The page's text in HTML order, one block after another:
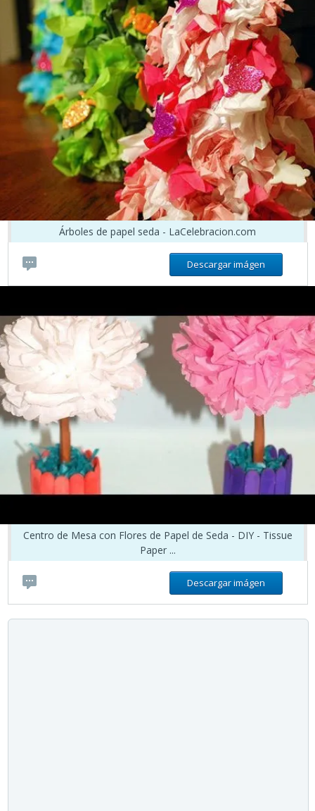
Árboles de papel seda - LaCelebracion.com
Descargar imágen
Centro de Mesa con Flores de Papel de Seda - DIY - Tissue
Paper ...
Descargar imágen